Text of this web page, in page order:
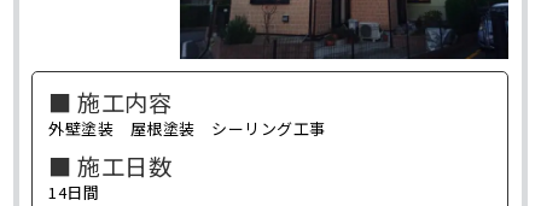
■ 施工内容
外壁塗装 屋根塗装 シーリング工事
■ 施工日数
14日間